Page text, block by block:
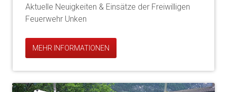
Aktuelle Neuigkeiten & Einsätze der Freiwilligen
Feuerwehr Unken
MEHR INFORMATIONEN